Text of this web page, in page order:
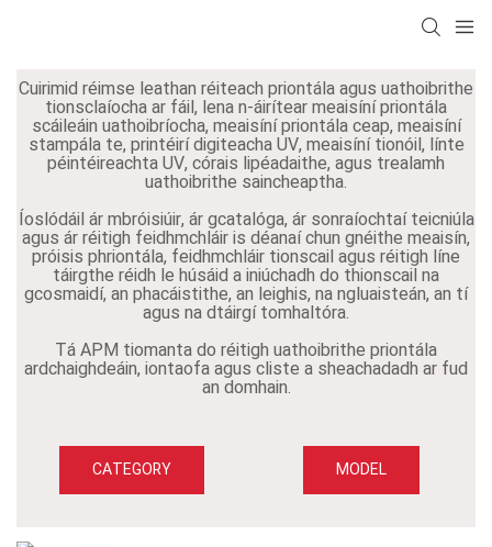
Cuirimid réimse leathan réiteach priontála agus uathoibrithe
tionsclaíocha ar fáil, lena n-áirítear meaisíní priontála
scáileáin uathoibríocha, meaisíní priontála ceap, meaisíní
stampála te, printéirí digiteacha UV, meaisíní tionóil, línte
péintéireachta UV, córais lipéadaithe, agus trealamh
uathoibrithe saincheaptha.
Íoslódáil ár mbróisiúir, ár gcatalóga, ár sonraíochtaí teicniúla
agus ár réitigh feidhmchláir is déanaí chun gnéithe meaisín,
próisis phriontála, feidhmchláir tionscail agus réitigh líne
táirgthe réidh le húsáid a iniúchadh do thionscail na
gcosmaidí, an phacáistithe, an leighis, na ngluaisteán, an tí
agus na dtáirgí tomhaltóra.
Tá APM tiomanta do réitigh uathoibrithe priontála
ardchaighdeáin, iontaofa agus cliste a sheachadadh ar fud
an domhain.
CATEGORY MODEL